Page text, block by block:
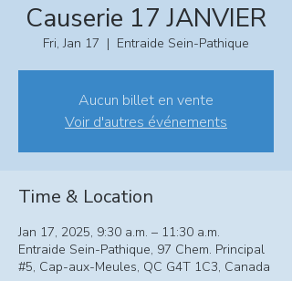
Causerie 17 JANVIER
Fri, Jan 17
  |
Entraide Sein-Pathique
Aucun billet en vente
Voir d'autres événements
Time & Location
Jan 17, 2025, 9:30 a.m. – 11:30 a.m.
Entraide Sein-Pathique, 97 Chem. Principal
#5, Cap-aux-Meules, QC G4T 1C3, Canada